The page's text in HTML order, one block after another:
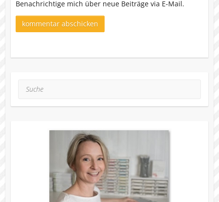
Benachrichtige mich über neue Beiträge via E-Mail.